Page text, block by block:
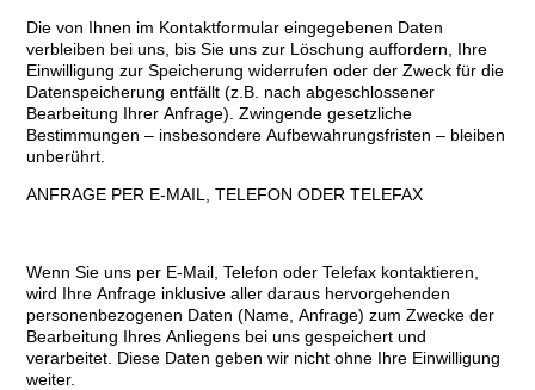
Die von Ihnen im Kontaktformular eingegebenen Daten
verbleiben bei uns, bis Sie uns zur Löschung auffordern, Ihre
Einwilligung zur Speicherung widerrufen oder der Zweck für die
Datenspeicherung entfällt (z.B. nach abgeschlossener
Bearbeitung Ihrer Anfrage). Zwingende gesetzliche
Bestimmungen – insbesondere Aufbewahrungsfristen – bleiben
unberührt.
ANFRAGE PER E-MAIL, TELEFON ODER TELEFAX
Wenn Sie uns per E-Mail, Telefon oder Telefax kontaktieren,
wird Ihre Anfrage inklusive aller daraus hervorgehenden
personenbezogenen Daten (Name, Anfrage) zum Zwecke der
Bearbeitung Ihres Anliegens bei uns gespeichert und
verarbeitet. Diese Daten geben wir nicht ohne Ihre Einwilligung
weiter.